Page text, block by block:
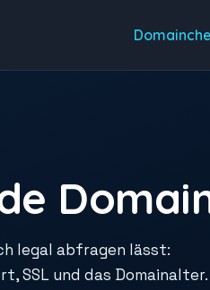
legal abfragen lässt:
SSL und das